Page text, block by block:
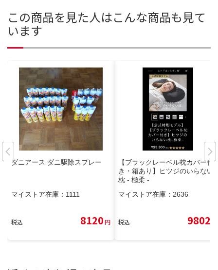
この商品を見た人はこんな商品も見て
います
ダニアース ダニ駆除スプレー
マイストア在庫： 1111
税込 8120円
【ブラックレーベル枕カバー付
き・箱あり】ヒツジのいらない
枕 - 極柔 -
マイストア在庫： 2636
税込 9802